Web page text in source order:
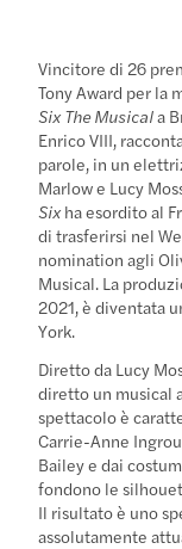
Vincitore di 26
Tony Award per la
Six The Musicala
Enrico VIII,
parole, in un
Marlow e Lucy
Six ha esordito al
di trasferirsi nel
nomination agli
Musical. La
2021, è diventata
York.
Diretto da Lucy
diretto un musical
spettacolo è
Carrie-Anne
Bailey e dai
fondono le
Il risultato è uno
assolutamente